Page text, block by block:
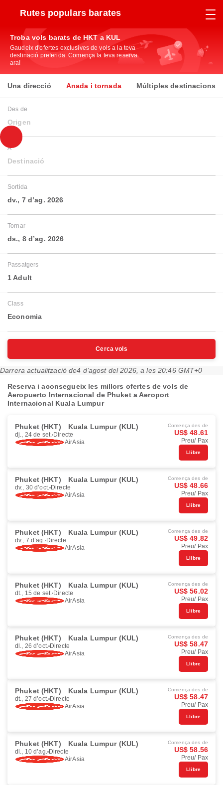
Rutes populars barates
Troba vols barats de HKT a KUL
Gaudeix d'ofertes exclusives de vols a la teva
destinació preferida. Comença la teva reserva
ara!
Una direcció Anada i tornada Múltiples destinacions
Des de
Origen
A
Destinació
Sortida
dv., 7 d’ag. 2026
Tornar
ds., 8 d’ag. 2026
Passatgers
1 Adult
Class
Economia
Cerca vols
Darrera actualització de4 d’agost del 2026, a les 20:46 GMT+0
Reserva i aconsegueix les millors ofertes de vols de
Aeropuerto Internacional de Phuket a Aeroport
Internacional Kuala Lumpur
Phuket (HKT) Kuala Lumpur (KUL)
dj., 24 de set. Directe
AirAsia
Comença des de
US$ 48.61
Preu/ Pax
Llibre
Phuket (HKT) Kuala Lumpur (KUL)
dv., 30 d’oct. Directe
AirAsia
Comença des de
US$ 48.66
Preu/ Pax
Llibre
Phuket (HKT) Kuala Lumpur (KUL)
dv., 7 d’ag. Directe
AirAsia
Comença des de
US$ 49.82
Preu/ Pax
Llibre
Phuket (HKT) Kuala Lumpur (KUL)
dt., 15 de set. Directe
AirAsia
Comença des de
US$ 56.02
Preu/ Pax
Llibre
Phuket (HKT) Kuala Lumpur (KUL)
dl., 26 d’oct. Directe
AirAsia
Comença des de
US$ 58.47
Preu/ Pax
Llibre
Phuket (HKT) Kuala Lumpur (KUL)
dt., 27 d’oct. Directe
AirAsia
Comença des de
US$ 58.47
Preu/ Pax
Llibre
Phuket (HKT) Kuala Lumpur (KUL)
dl., 10 d’ag. Directe
AirAsia
Comença des de
US$ 58.56
Preu/ Pax
Llibre